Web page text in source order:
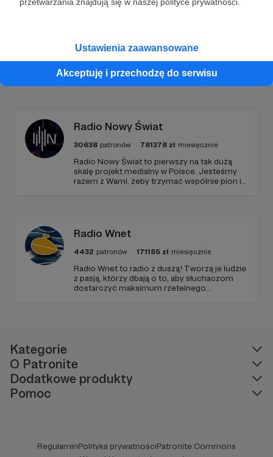
Ustawienia zaawansowane
Akceptuję i przechodzę do serwisu
Zostań Patronem
Promowani autorzy
Radio Nowy Świat
30638 patronów 781378 zł miesięcznie
Radio Nowy Świat to pierwszy na tak dużą
skalę projekt medialny w Polsce. Jesteśmy
razem z Wami, żeby trzymać wspólnie pion i
Radio Wnet
4432 patronów 171185 zł miesięcznie
Radio Wnet to radio z duszą! Tworzą je ludzie
z pasją, którzy dbają o to, aby słuchaczom
dostarczyć maksimum rzetelnego
Kategorie
O Patronite
Dodatkowe produkty
Pomoc
RegulaminPolityka prywatnościPatronite Commons